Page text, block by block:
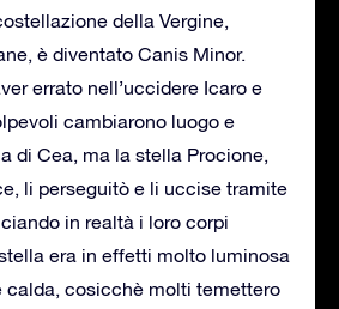
della Vergine,
è diventato Canis Minor.
errato nell’uccidere Icaro e
cambiarono luogo e
di Cea, ma la stella Procione,
li perseguitò e li uccise tramite
in realtà i loro corpi
era in effetti molto luminosa
calda, cosicchè molti temettero